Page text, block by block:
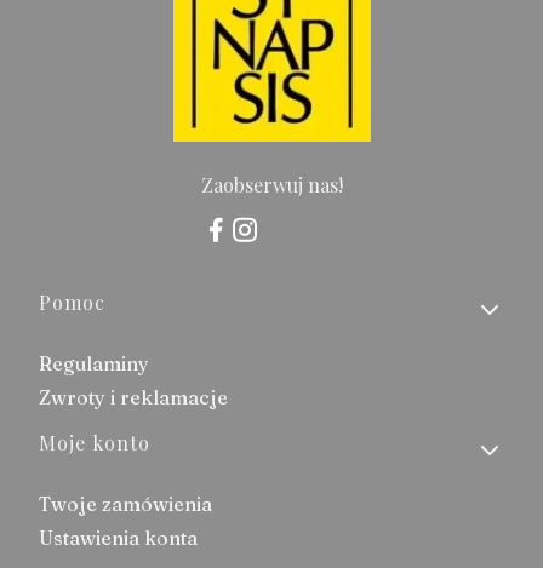
Zaobserwuj nas!
Linki w stopce
Pomoc
Regulaminy
Zwroty i reklamacje
Moje konto
Twoje zamówienia
Ustawienia konta